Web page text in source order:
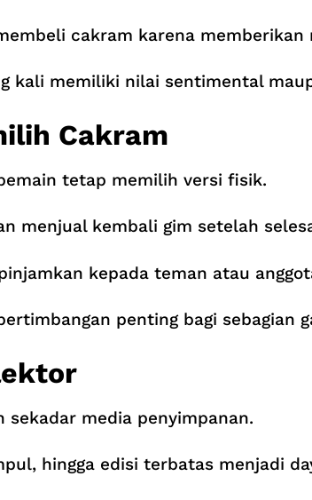
cakram karena
kali memiliki nilai sentimental
Cakram
tetap memilih versi fisik.
menjual kembali gim setelah
kepada teman atau
penting bagi sebagian
sekadar media penyimpanan.
hingga edisi terbatas menjadi